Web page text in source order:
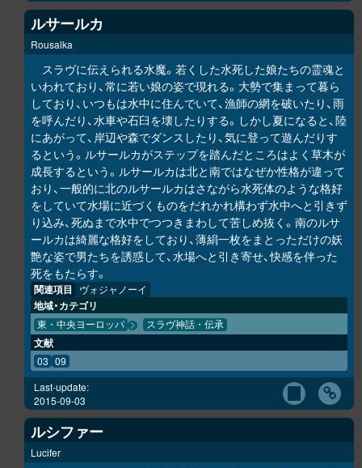
ルサールカ
Rousalka
スラヴに伝えられる水魔。若くした水死した娘たちの霊魂と
いわれており、常に若い娘の姿で現れる。大勢で集まって暮ら
しており、いつもは水中に住んでいて、漁師の網を破いたり、雨
を呼んだり、水車や石臼を壊したりする。しかし夏になると、陸
にあがって、岸辺や森でダンスしたり、気に登って遊んだりす
るという。ルサールカがステップを踏んだところはよく草木が
成長するという。ルサールカは北と南ではなぜか性格が違って
おり、一般的に北のルサールカはさながら水死体のような格好
をしていて水場に近づくものをだれかれ構わず水中へと引きず
り込み、死ぬまで水中でつつきまわして苦しめ抜く。南のルサ
ールカは綺麗な格好をしており、薄絹一枚をまとっただけの妖
艶な姿で男たちを誘惑して、水場へと引き寄せ、快感を伴った
死をもたらす。
関連項目 ヴォジャノーイ
地域・カテゴリ
東・中央ヨーロッパ スラヴ神話・伝承
文献
03 09
Last-update:
2015-09-03
ルシファー
Lucifer